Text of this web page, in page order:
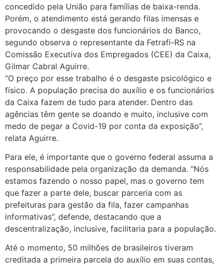
concedido pela União para famílias de baixa-renda.
Porém, o atendimento está gerando filas imensas e
provocando o desgaste dos funcionários do Banco,
segundo observa o representante da Fetrafi-RS na
Comissão Executiva dos Empregados (CEE) da Caixa,
Gilmar Cabral Aguirre.
“O preço por esse trabalho é o desgaste psicológico e
físico. A população precisa do auxílio e os funcionários
da Caixa fazem de tudo para atender. Dentro das
agências têm gente se doando e muito, inclusive com
medo de pegar a Covid-19 por conta da exposição”,
relata Aguirre.
Para ele, é importante que o governo federal assuma a
responsabilidade pela organização da demanda. “Nós
estamos fazendo o nosso papel, mas o governo tem
que fazer a parte dele, buscar parceria com as
prefeituras para gestão da fila, fazer campanhas
informativas”, defende, destacando que a
descentralização, inclusive, facilitaria para a população.
Até o momento, 50 milhões de brasileiros tiveram
creditada a primeira parcela do auxílio em suas contas,